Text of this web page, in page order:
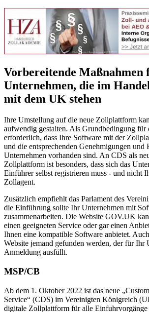
Vorbereitende Maßnahmen
Unternehmen, die im
mit dem UK stehen
Ihre Umstellung auf die neue Zollplattform
aufwendig gestalten. Als Grundbedingung für
erforderlich, dass Ihre Software mit der
und die entsprechenden Genehmigungen und
Unternehmen vorhanden sind. An CDS als
Zollplattform ist besonders, dass sich das
Einführer selbst registrieren muss - und nicht
Zollagent.
Zusätzlich empfiehlt das Parlament des
die Einführung sollte Ihr Unternehmen mit
zusammenarbeiten. Die Website GOV.UK
einen geeigneten Service oder gar einen
Ihnen eine kompatible Software anbietet.
Website jemand gefunden werden, der für Ihr
Anmeldung ausfüllt.
MSP/CB
Ab dem 1. Oktober 2022 ist das neue
Service“ (CDS) im Vereinigten Königreich
digitale Zollplattform für alle Einfuhrvorgänge